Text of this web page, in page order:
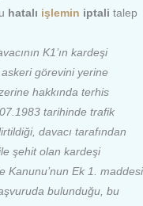
hatalı işlemin iptali talep
K1’ın kardeşi
görevini yerine
hakkında terhis
tarihinde trafik
davacı tarafından
şehit olan kardeşi
Kanunu’nun Ek 1. maddesi
bulunduğu, bu